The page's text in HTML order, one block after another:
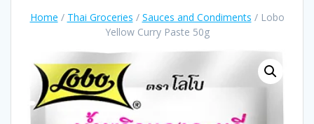
Home / Thai Groceries / Sauces and Condiments / Lobo
Yellow Curry Paste 50g